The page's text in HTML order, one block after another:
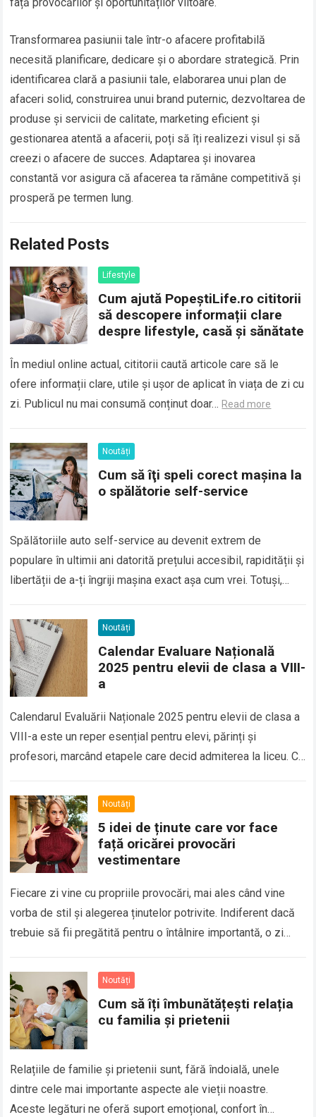
față provocărilor și oportunităților viitoare.
Transformarea pasiunii tale într-o afacere profitabilă
necesită planificare, dedicare și o abordare strategică. Prin
identificarea clară a pasiunii tale, elaborarea unui plan de
afaceri solid, construirea unui brand puternic, dezvoltarea de
produse și servicii de calitate, marketing eficient și
gestionarea atentă a afacerii, poți să îți realizezi visul și să
creezi o afacere de succes. Adaptarea și inovarea
constantă vor asigura că afacerea ta rămâne competitivă și
prosperă pe termen lung.
Related Posts
Lifestyle
Cum ajută PopeștiLife.ro cititorii
să descopere informații clare
despre lifestyle, casă și sănătate
În mediul online actual, cititorii caută articole care să le
ofere informații clare, utile și ușor de aplicat în viața de zi cu
zi. Publicul nu mai consumă conținut doar… Read more
Noutăți
Cum să îţi speli corect maşina la
o spălătorie self-service
Spălătoriile auto self-service au devenit extrem de
populare în ultimii ani datorită prețului accesibil, rapidității și
libertății de a-ți îngriji mașina exact așa cum vrei. Totuși,
Noutăți
Calendar Evaluare Națională
2025 pentru elevii de clasa a VIII-
a
Calendarul Evaluării Naționale 2025 pentru elevii de clasa a
VIII-a este un reper esențial pentru elevi, părinți și
profesori, marcând etapele care decid admiterea la liceu. Cu
Noutăți
5 idei de ținute care vor face
față oricărei provocări
vestimentare
Fiecare zi vine cu propriile provocări, mai ales când vine
vorba de stil și alegerea ținutelor potrivite. Indiferent dacă
trebuie să fii pregătită pentru o întâlnire importantă, o zi
Noutăți
Cum să îți îmbunătățești relația
cu familia și prietenii
Relațiile de familie și prietenii sunt, fără îndoială, unele
dintre cele mai importante aspecte ale vieții noastre.
Aceste legături ne oferă suport emoțional, confort în